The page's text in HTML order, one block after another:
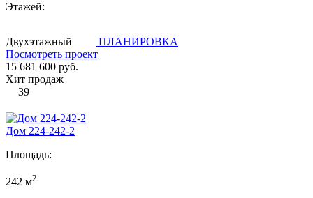
Этажей:
Двухэтажный
ПЛАНИРОВКА
Посмотреть проект
15 681 600 руб.
Хит продаж
39
Дом 224-242-2
Площадь:
242 м2